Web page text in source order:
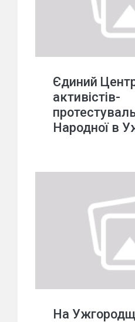
Єдиний
активістів-
Народної в
На